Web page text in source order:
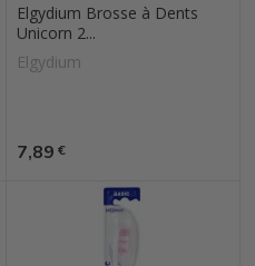
Elgydium Brosse à Dents
Unicorn 2...
Elgydium
Prix
7,89 €